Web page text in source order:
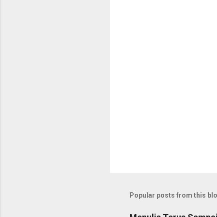
Popular posts from this